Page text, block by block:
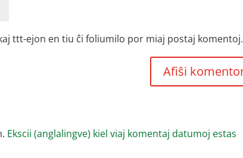
ttt-ejon en tiu ĉi foliumilo por miaj postaj komentoj.
Ekscii (anglalingve) kiel viaj komentaj datumoj estas